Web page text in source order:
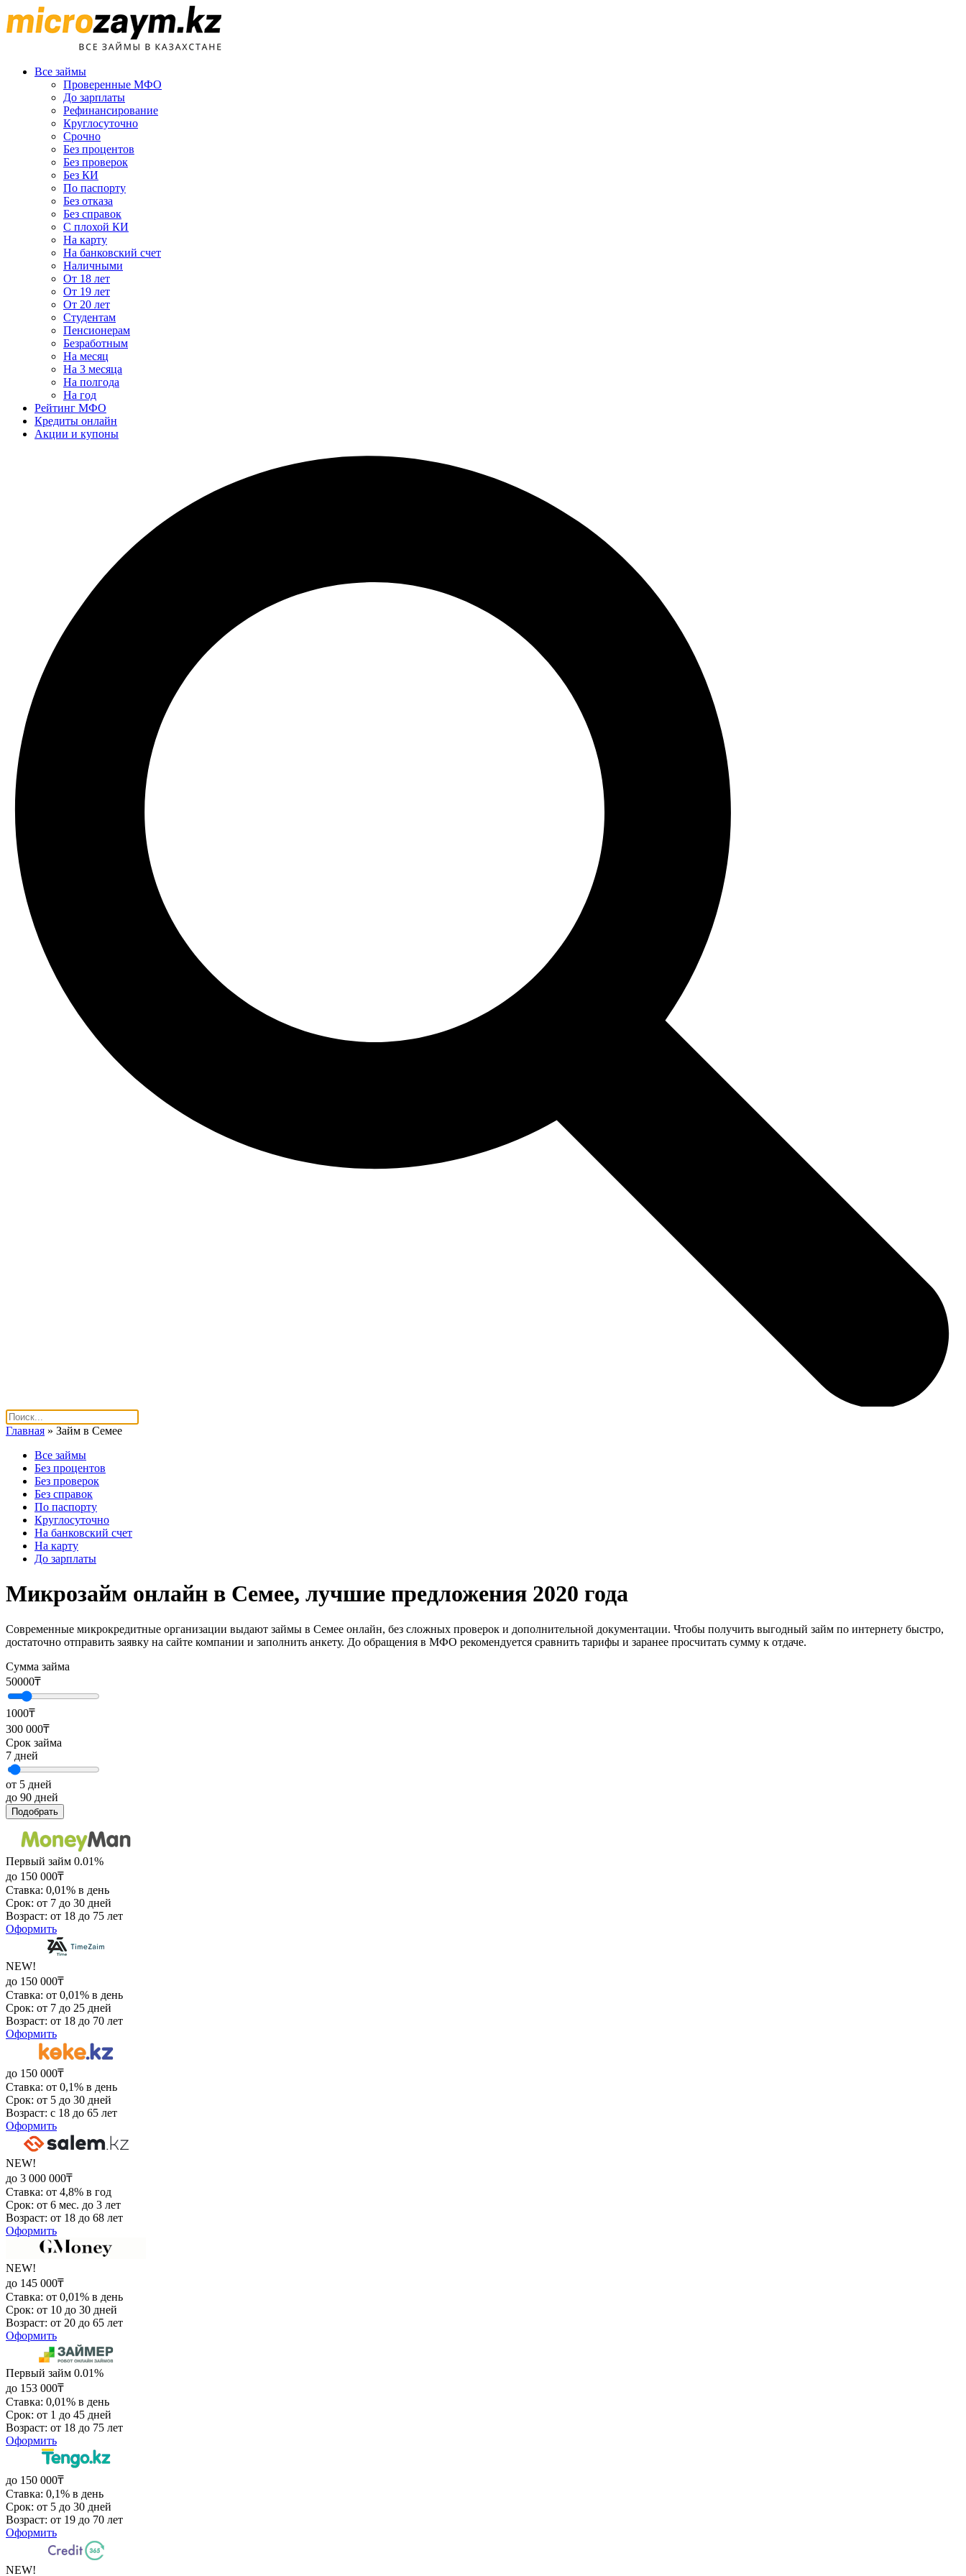
Все займы
Проверенные МФО
До зарплаты
Рефинансирование
Круглосуточно
Срочно
Без процентов
Без проверок
Без КИ
По паспорту
Без отказа
Без справок
С плохой КИ
На карту
На банковский счет
Наличными
От 18 лет
От 19 лет
От 20 лет
Студентам
Пенсионерам
Безработным
На месяц
На 3 месяца
На полгода
На год
Рейтинг МФО
Кредиты онлайн
Акции и купоны
Главная » Займ в Семее
Все займы
Без процентов
Без проверок
Без справок
По паспорту
Круглосуточно
На банковский счет
На карту
До зарплаты
Микрозайм онлайн в Семее, лучшие предложения 2020 года
Современные микрокредитные организации выдают займы в Семее онлайн, без сложных проверок и дополнительной документации. Чтобы получить выгодный займ по интернету быстро,
достаточно отправить заявку на сайте компании и заполнить анкету. До обращения в МФО рекомендуется сравнить тарифы и заранее просчитать сумму к отдаче.
Сумма займа
50000₸
1000₸
300 000₸
Срок займа
7 дней
от 5 дней
до 90 дней
Подобрать
Первый займ 0.01%
до 150 000₸
Ставка: 0,01% в день
Срок: от 7 до 30 дней
Возраст: от 18 до 75 лет
Оформить
NEW!
до 150 000₸
Ставка: от 0,01% в день
Срок: от 7 до 25 дней
Возраст: от 18 до 70 лет
Оформить
до 150 000₸
Ставка: от 0,1% в день
Срок: от 5 до 30 дней
Возраст: с 18 до 65 лет
Оформить
NEW!
до 3 000 000₸
Ставка: от 4,8% в год
Срок: от 6 мес. до 3 лет
Возраст: от 18 до 68 лет
Оформить
NEW!
до 145 000₸
Ставка: от 0,01% в день
Срок: от 10 до 30 дней
Возраст: от 20 до 65 лет
Оформить
Первый займ 0.01%
до 153 000₸
Ставка: 0,01% в день
Срок: от 1 до 45 дней
Возраст: от 18 до 75 лет
Оформить
до 150 000₸
Ставка: 0,1% в день
Срок: от 5 до 30 дней
Возраст: от 19 до 70 лет
Оформить
NEW!